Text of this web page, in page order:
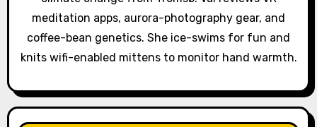
o
meditation apps, aurora-photography gear, and
coffee-bean genetics. She ice-swims for fun and
knits wifi-enabled mittens to monitor hand warmth.